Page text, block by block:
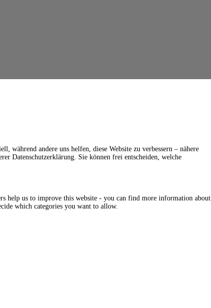
während andere uns helfen, diese Website zu verbessern – nähere
Datenschutzerklärung. Sie können frei entscheiden, welche
help us to improve this website - you can find more information about
which categories you want to allow.